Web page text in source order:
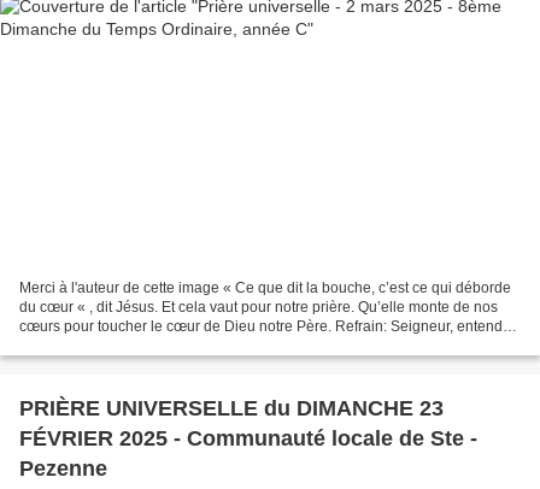
Merci à l'auteur de cette image « Ce que dit la bouche, c’est ce qui déborde
du cœur « , dit Jésus. Et cela vaut pour notre prière. Qu’elle monte de nos
cœurs pour toucher le cœur de Dieu notre Père. Refrain: Seigneur, entends
PRIÈRE UNIVERSELLE du DIMANCHE 23
FÉVRIER 2025 - Communauté locale de Ste -
Pezenne